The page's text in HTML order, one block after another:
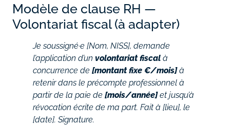
Modèle de clause RH —
Volontariat fiscal (à adapter)
Je soussigné·e [Nom, NISS], demande
l’application d’un volontariat fiscal à
concurrence de [montant fixe €/mois]à
retenir dans le précompte professionnel à
partir de la paie de [mois/année]et jusqu’à
révocation écrite de ma part. Fait à [lieu], le
[date]. Signature.